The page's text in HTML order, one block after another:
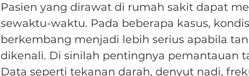
Pasien yang dirawat di rumah sakit dapat
sewaktu-waktu. Pada beberapa kasus,
berkembang menjadi lebih serius apabila
dikenali. Di sinilah pentingnya pemantauan
Data seperti tekanan darah, denyut nadi,